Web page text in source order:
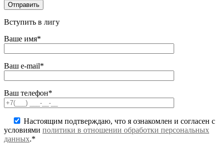
Вступить в лигу
Ваше имя*
Ваш e-mail*
Ваш телефон*
Настоящим подтверждаю, что я ознакомлен и согласен с
условиями политики в отношении обработки персональных
данных.*